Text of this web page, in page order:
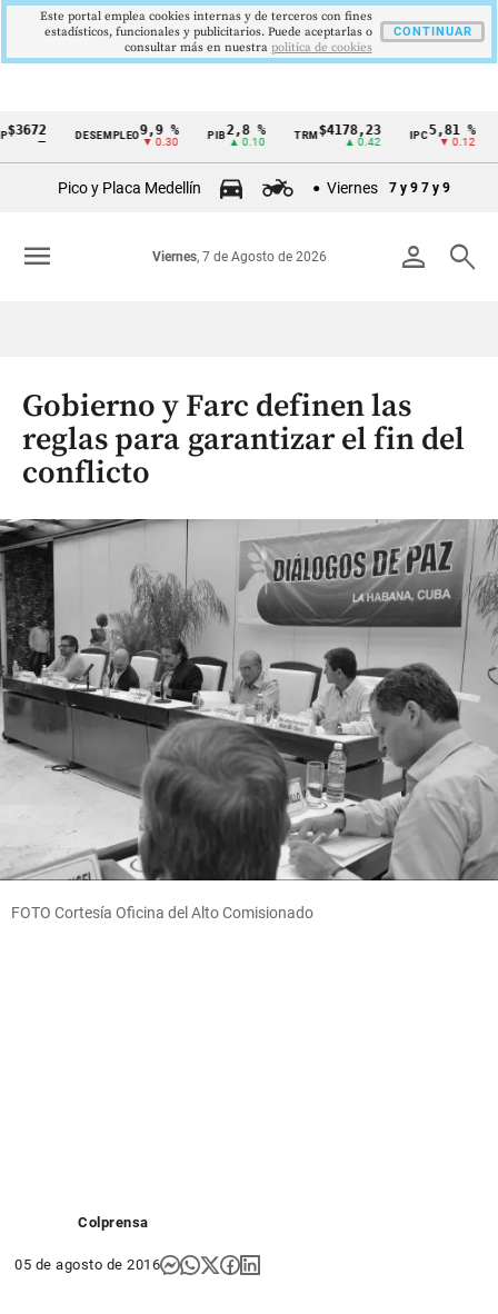
Cintillo
Colombia
DESEMPLEO9,9 %
▼ 0.30
PIB 2,8 %
▲ 0.10
TRM $4178,23
▲ 0.42
IPC 5,81 %
▼ 0.12
DTF
Pico y Placa Medellín Viernes 7 y 9 7 y 9
person search
Viernes, 7 de Agosto de 2026
menu
Gobierno y Farc definen las
reglas para garantizar el fin del
conflicto
FOTO Cortesía Oficina del Alto Comisionado
Colprensa
05 de agosto de 2016
Este portal emplea cookies internas y de terceros con fines
estadísticos, funcionales y publicitarios. Puede aceptarlas o
consultar más en nuestra politica de cookies
CONTINUAR